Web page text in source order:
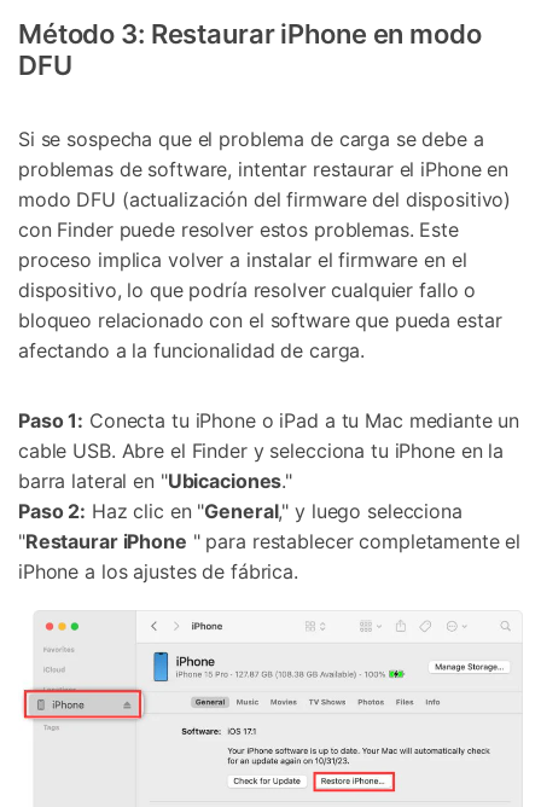
Método 3: Restaurar iPhone en modo
DFU
Si se sospecha que el problema de carga se debe a
problemas de software, intentar restaurar el iPhone en
modo DFU (actualización del firmware del dispositivo)
con Finder puede resolver estos problemas. Este
proceso implica volver a instalar el firmware en el
dispositivo, lo que podría resolver cualquier fallo o
bloqueo relacionado con el software que pueda estar
afectando a la funcionalidad de carga.
Paso 1: Conecta tu iPhone o iPad a tu Mac mediante un
cable USB. Abre el Finder y selecciona tu iPhone en la
barra lateral en "Ubicaciones."
Paso 2: Haz clic en "General," y luego selecciona
"Restaurar iPhone " para restablecer completamente el
iPhone a los ajustes de fábrica.